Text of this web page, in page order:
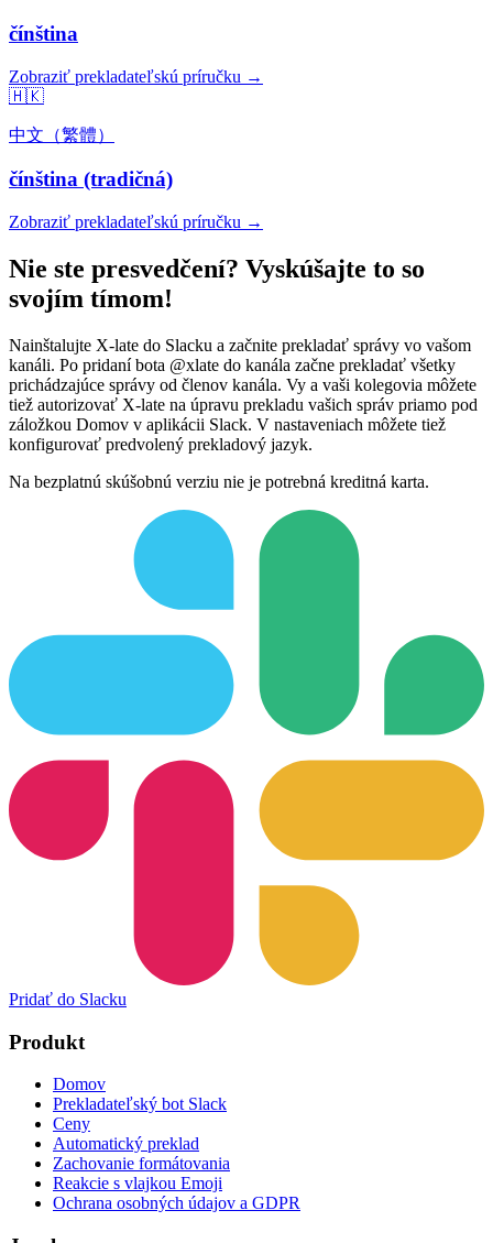
čínština
Zobraziť prekladateľskú príručku →
🇭🇰
中文（繁體）
čínština (tradičná)
Zobraziť prekladateľskú príručku →
Nie ste presvedčení? Vyskúšajte to so
svojím tímom!
Nainštalujte X-late do Slacku a začnite prekladať správy vo vašom
kanáli. Po pridaní bota @xlate do kanála začne prekladať všetky
prichádzajúce správy od členov kanála. Vy a vaši kolegovia môžete
tiež autorizovať X-late na úpravu prekladu vašich správ priamo pod
záložkou Domov v aplikácii Slack. V nastaveniach môžete tiež
konfigurovať predvolený prekladový jazyk.
Na bezplatnú skúšobnú verziu nie je potrebná kreditná karta.
Pridať do Slacku
Produkt
Domov
Prekladateľský bot Slack
Ceny
Automatický preklad
Zachovanie formátovania
Reakcie s vlajkou Emoji
Ochrana osobných údajov a GDPR